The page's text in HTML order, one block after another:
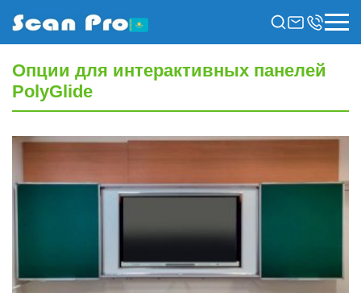
Опции для интерактивных панелей
PolyGlide